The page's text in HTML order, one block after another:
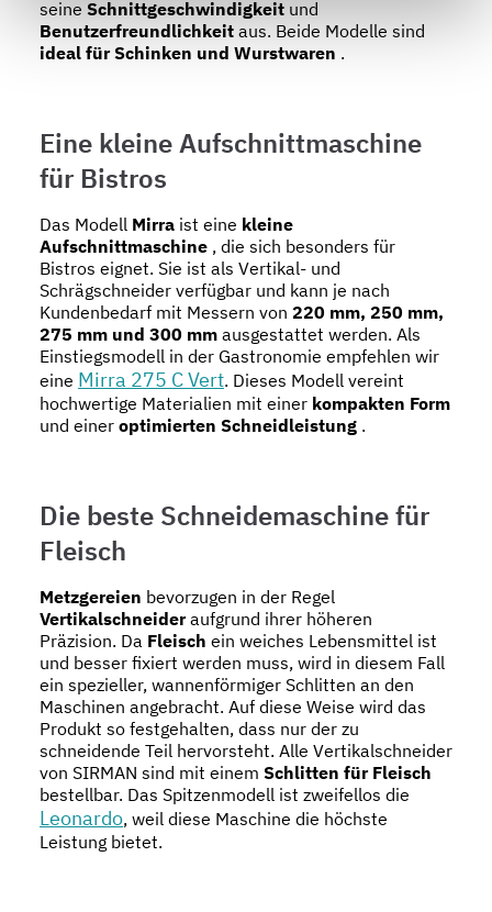
Abschnitt Einzelheitenfest.
zu können und die Zugriffe auf unsere Website zu
analysieren. Außerdem geben wir Informationen zu Ihrer
Verwendung unserer Website an unsere Partner für
Partner führen diese Informationen möglicherweise mit
weiteren Daten zusammen, die Sie ihnen bereitgestellt
haben oder die sie im Rahmen Ihrer Nutzung der Dienste
gesammelt haben.
seine Schnittgeschwindigkeit und
Benutzerfreundlichkeit aus. Beide Modelle sind
ideal für Schinken und Wurstwaren .
Eine kleine Aufschnittmaschine
für Bistros
Das Modell Mirra ist eine kleine
Aufschnittmaschine , die sich besonders für
Bistros eignet. Sie ist als Vertikal- und
Schrägschneider verfügbar und kann je nach
Kundenbedarf mit Messern von 220 mm, 250 mm,
275 mm und 300 mm ausgestattet werden. Als
Einstiegsmodell in der Gastronomie empfehlen wir
eine Mirra 275 C Vert. Dieses Modell vereint
hochwertige Materialien mit einer kompakten Form
und einer optimierten Schneidleistung .
Die beste Schneidemaschine für
Fleisch
Metzgereien bevorzugen in der Regel
Vertikalschneideraufgrund ihrer höheren
Präzision. Da Fleisch ein weiches Lebensmittel ist
und besser fixiert werden muss, wird in diesem Fall
ein spezieller, wannenförmiger Schlitten an den
Maschinen angebracht. Auf diese Weise wird das
Produkt so festgehalten, dass nur der zu
schneidende Teil hervorsteht. Alle Vertikalschneider
von SIRMAN sind mit einem Schlitten für Fleisch
bestellbar. Das Spitzenmodell ist zweifellos die
Leonardo, weil diese Maschine die höchste
Leistung bietet.